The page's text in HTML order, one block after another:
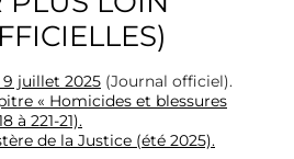
9 juillet 2025 (Journal officiel).
« Homicides et blessures
à 221-21).
de la Justice (été 2025).